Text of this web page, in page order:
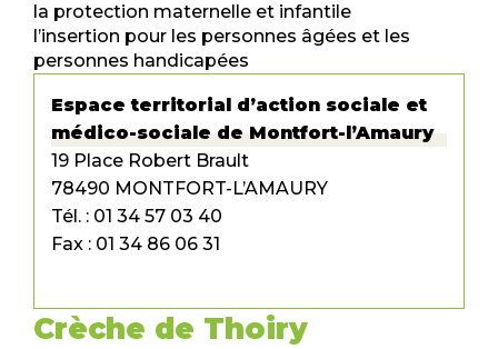
la protection maternelle et infantile
l’insertion pour les personnes âgées et les
personnes handicapées
Espace territorial d’action sociale et
médico-sociale de Montfort-l’Amaury
19 Place Robert Brault
78490 MONTFORT-L’AMAURY
Tél. : 01 34 57 03 40
Fax : 01 34 86 06 31
Crèche de Thoiry